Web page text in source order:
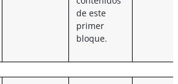
de este
primer
bloque.